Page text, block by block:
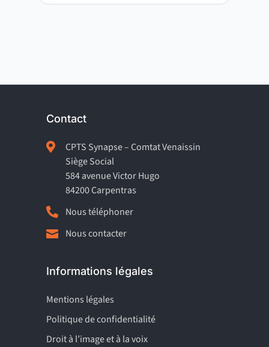
Contact

CPTS Synapse – Comtat Venaissin
Siège Social
584 avenue Victor Hugo
84200 Carpentras
 Nous téléphoner
 Nous contacter
Informations légales
Mentions légales
Politique de confidentialité
Droit à l’image et à la voix